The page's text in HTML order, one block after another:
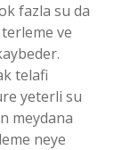
fazla su da
terleme ve
telafi
yeterli su
meydana
neye